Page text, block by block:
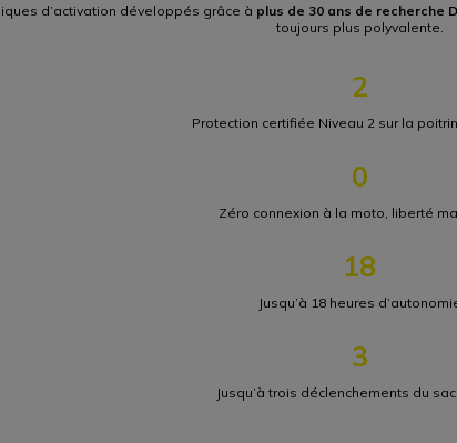
d’activation développés grâce à plus de 30 ans de recherche
toujours plus polyvalente.
2
Protection certifiée Niveau 2 sur la
0
Zéro connexion à la moto, liberté
18
Jusqu’à 18 heures
3
Jusqu’à trois déclenchements du